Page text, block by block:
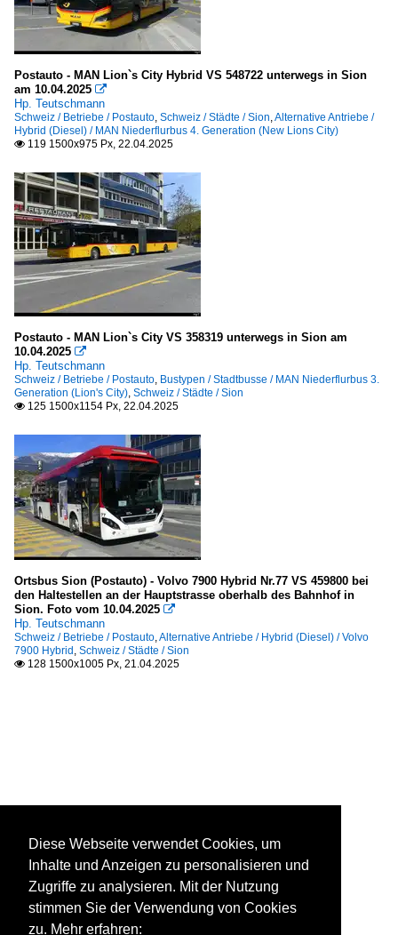
Postauto - MAN Lion`s City Hybrid VS 548722 unterwegs in Sion
am 10.04.2025 
Hp. Teutschmann
Schweiz / Betriebe / Postauto Schweiz / Städte / Sion Alternative Antriebe /
Hybrid (Diesel) / MAN Niederflurbus 4. Generation (New Lions City)
 119 1500x975 Px, 22.04.2025
Postauto - MAN Lion`s City VS 358319 unterwegs in Sion am
10.04.2025 
Hp. Teutschmann
Schweiz / Betriebe / Postauto Bustypen / Stadtbusse / MAN Niederflurbus 3.
Generation (Lion's City) Schweiz / Städte / Sion
 125 1500x1154 Px, 22.04.2025
Ortsbus Sion (Postauto) - Volvo 7900 Hybrid Nr.77 VS 459800 bei
den Haltestellen an der Hauptstrasse oberhalb des Bahnhof in
Sion. Foto vom 10.04.2025 
Hp. Teutschmann
Schweiz / Betriebe / Postauto Alternative Antriebe / Hybrid (Diesel) / Volvo
7900 Hybrid Schweiz / Städte / Sion
 128 1500x1005 Px, 21.04.2025
Diese Webseite verwendet Cookies, um
Inhalte und Anzeigen zu personalisieren und
Zugriffe zu analysieren. Mit der Nutzung
stimmen Sie der Verwendung von Cookies
zu. Mehr erfahren: